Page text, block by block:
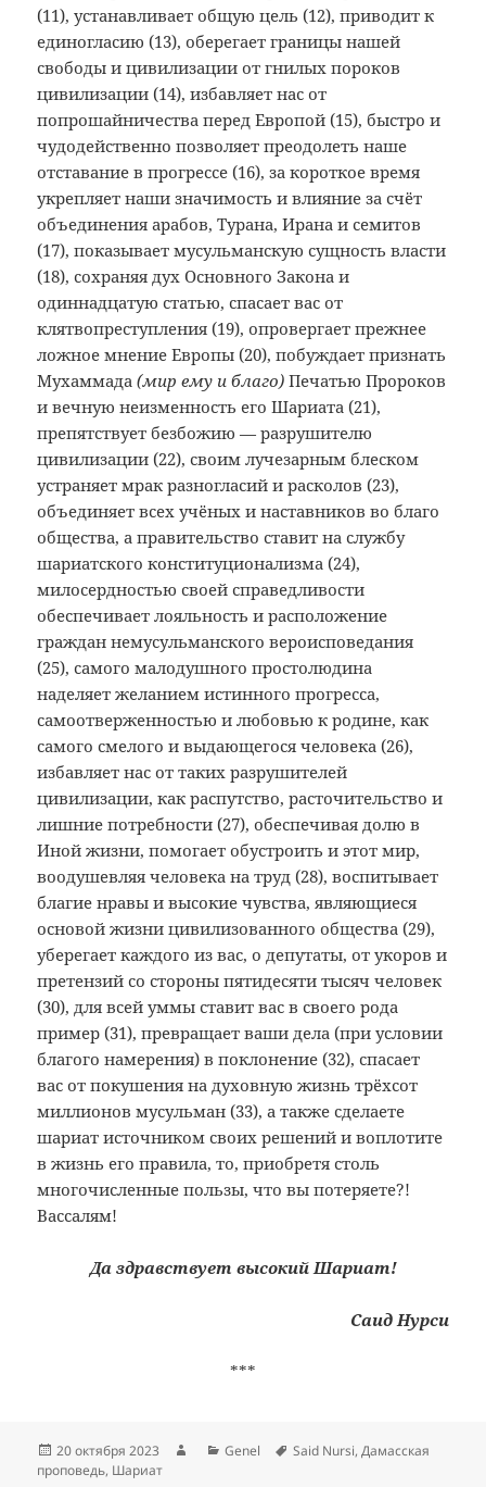
(11), устанавливает общую цель (12), приводит к
единогласию (13), оберегает границы нашей
свободы и цивилизации от гнилых пороков
цивилизации (14), избавляет нас от
попрошайничества перед Европой (15), быстро и
чудодейственно позволяет преодолеть наше
отставание в прогрессе (16), за короткое время
укрепляет наши значимость и влияние за счёт
объединения арабов, Турана, Ирана и семитов
(17), показывает мусульманскую сущность власти
(18), сохраняя дух Основного Закона и
одиннадцатую статью, спасает вас от
клятвопреступления (19), опровергает прежнее
ложное мнение Европы (20), побуждает признать
Мухаммада(мир ему и благо) Печатью Пророков
и вечную неизменность его Шариата (21),
препятствует безбожию — разрушителю
цивилизации (22), своим лучезарным блеском
устраняет мрак разногласий и расколов (23),
объединяет всех учёных и наставников во благо
общества, а правительство ставит на службу
шариатского конституционализма (24),
милосердностью своей справедливости
обеспечивает лояльность и расположение
граждан немусульманского вероисповедания
(25), самого малодушного простолюдина
наделяет желанием истинного прогресса,
самоотверженностью и любовью к родине, как
самого смелого и выдающегося человека (26),
избавляет нас от таких разрушителей
цивилизации, как распутство, расточительство и
лишние потребности (27), обеспечивая долю в
Иной жизни, помогает обустроить и этот мир,
воодушевляя человека на труд (28), воспитывает
благие нравы и высокие чувства, являющиеся
основой жизни цивилизованного общества (29),
уберегает каждого из вас, о депутаты, от укоров и
претензий со стороны пятидесяти тысяч человек
(30), для всей уммы ставит вас в своего рода
пример (31), превращает ваши дела (при условии
благого намерения) в поклонение (32), спасает
вас от покушения на духовную жизнь трёхсот
миллионов мусульман (33), а также сделаете
шариат источником своих решений и воплотите
в жизнь его правила, то, приобретя столь
многочисленные пользы, что вы потеряете?!
Вассалям!
Да здравствует высокий Шариат!
Саид Нурси
***
Опубликовано
20 октября 2023 АвторРубрики
Genel Метки
Said Nursi,Дамасская
проповедь, Шариат